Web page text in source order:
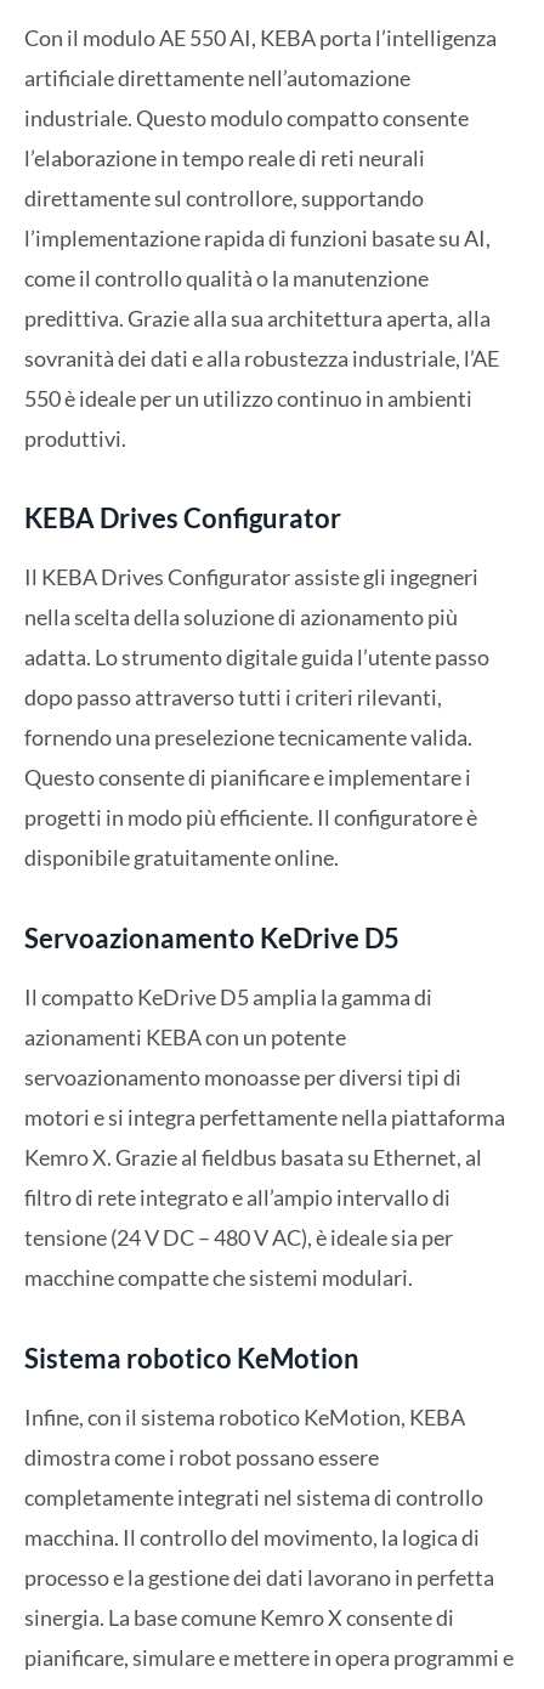
Con il modulo AE 550 AI, KEBA porta l’intelligenza
artificiale direttamente nell’automazione
industriale. Questo modulo compatto consente
l’elaborazione in tempo reale di reti neurali
direttamente sul controllore, supportando
l’implementazione rapida di funzioni basate su AI,
come il controllo qualità o la manutenzione
predittiva. Grazie alla sua architettura aperta, alla
sovranità dei dati e alla robustezza industriale, l’AE
550 è ideale per un utilizzo continuo in ambienti
produttivi.
KEBA Drives Configurator
Il KEBA Drives Configurator assiste gli ingegneri
nella scelta della soluzione di azionamento più
adatta. Lo strumento digitale guida l’utente passo
dopo passo attraverso tutti i criteri rilevanti,
fornendo una preselezione tecnicamente valida.
Questo consente di pianificare e implementare i
progetti in modo più efficiente. Il configuratore è
disponibile gratuitamente online.
Servoazionamento KeDrive D5
Il compatto KeDrive D5 amplia la gamma di
azionamenti KEBA con un potente
servoazionamento monoasse per diversi tipi di
motori e si integra perfettamente nella piattaforma
Kemro X. Grazie al fieldbus basata su Ethernet, al
filtro di rete integrato e all’ampio intervallo di
tensione (24 V DC – 480 V AC), è ideale sia per
macchine compatte che sistemi modulari.
Sistema robotico KeMotion
Infine, con il sistema robotico KeMotion, KEBA
dimostra come i robot possano essere
completamente integrati nel sistema di controllo
macchina. Il controllo del movimento, la logica di
processo e la gestione dei dati lavorano in perfetta
sinergia. La base comune Kemro X consente di
pianificare, simulare e mettere in opera programmi e